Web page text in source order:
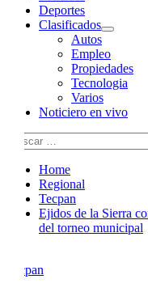
Deportes
Clasificados
Autos
Empleo
Propiedades
Tecnologia
Varios
Noticiero en vivo
Buscar:
Home
Regional
Tecpan
Ejidos de la Sierra
del torneo municipal
Tecpan